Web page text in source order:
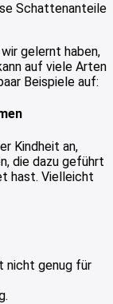
Schattenanteile
gelernt haben,
auf viele Arten
Beispiele auf:
Kindheit an,
die dazu geführt
hast. Vielleicht
nicht genug für